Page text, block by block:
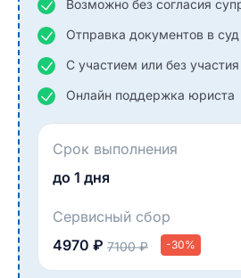
Возможно без согласия
Отправка документов в
С участием или без
Онлайн поддержка юриста
Срок выполнения
до 1 дня
Сервисный сбор
4970 ₽ 7100 ₽ -30%